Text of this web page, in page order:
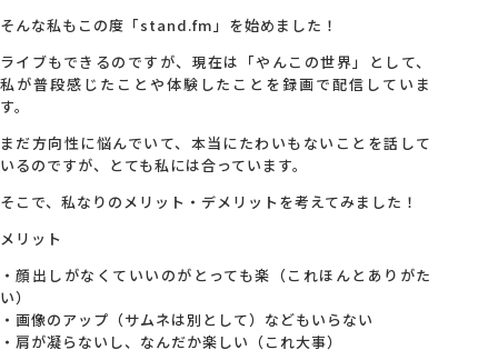
アクセス
採用情報
そんな私もこの度「stand.fm」を始めました！
ライブもできるのですが、現在は「やんこの世界」として、
私が普段感じたことや体験したことを録画で配信していま
す。
まだ方向性に悩んでいて、本当にたわいもないことを話して
いるのですが、とても私には合っています。
そこで、私なりのメリット・デメリットを考えてみました！
メリット
・顔出しがなくていいのがとっても楽（これほんとありがた
い）
・画像のアップ（サムネは別として）などもいらない
・肩が凝らないし、なんだか楽しい（これ大事）